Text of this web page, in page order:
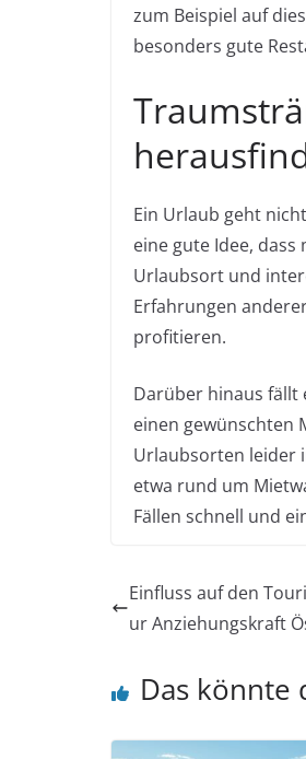
zum Beispiel auf
besonders gute
Ein Urlaub geht
eine gute Idee,
Urlaubsort und
Erfahrungen
profitieren.
Darüber hinaus fällt
einen gewünschten
Urlaubsorten leider
etwa rund um
Fällen schnell und
Einfluss auf den
ur Anziehungskraft
Das könnte